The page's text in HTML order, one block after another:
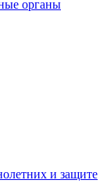
органы
и защите